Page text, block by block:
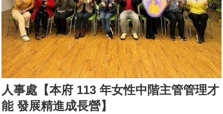
人事處【本府 113 年女性中階主管管理才
能 發展精進成長營】